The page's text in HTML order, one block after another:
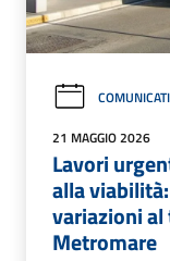
COMUNICATI
21 MAGGIO 2026
Lavori
alla
variazioni
Metromare